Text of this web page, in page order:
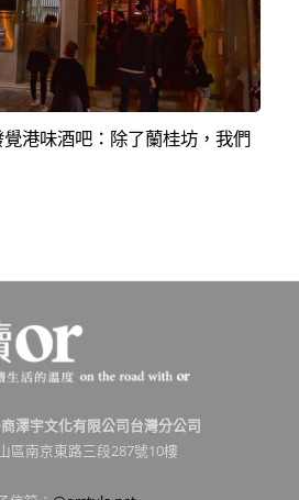
覺港味酒吧：除了蘭桂坊，我們
澤宇文化有限公司台灣分公司
區南京東路三段287號10樓